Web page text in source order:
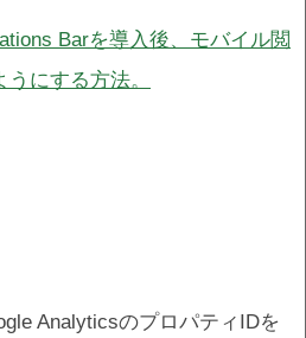
Barを導入後、モバイル閲
にする方法。
AnalyticsのプロパティIDを